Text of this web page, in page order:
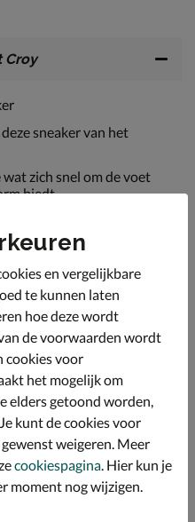
Croy
sneaker van het
zich snel om de voet
biedt.
en de schoen droog
hielkap zorgt voor
lopen.
voor uitstekende
voetbed is tevens
geschikt maakt voor eigen
rubberen loopzool. DE
voor een aangenaam
en vergelijkbare
te kunnen laten
hoe deze wordt
de voorwaarden wordt
cookies voor
het mogelijk om
elders getoond worden,
kunt de cookies voor
weigeren. Meer
cookiespagina. Hier kun je
moment nog wijzigen.